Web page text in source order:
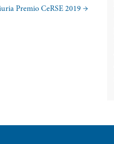
Premio CeRSE 2019→